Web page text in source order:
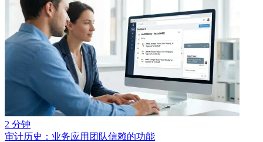
2 分钟
审计历史：业务应用团队信赖的功能